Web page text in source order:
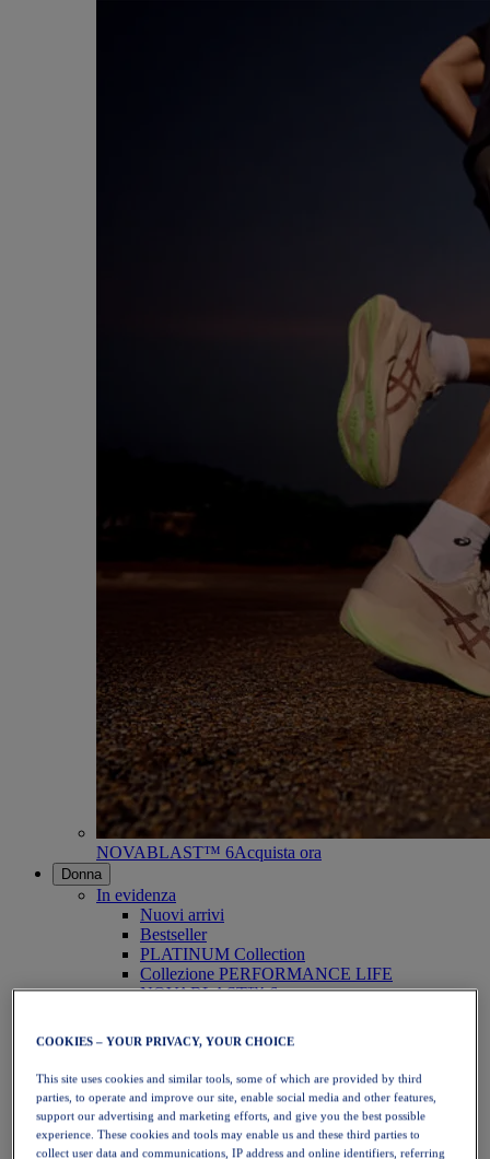
NOVABLAST™ 6Acquista ora
Donna
In evidenza
Nuovi arrivi
Bestseller
PLATINUM Collection
Collezione PERFORMANCE LIFE
NOVABLAST™ 6
Running
Trail running
Tennis
Pallavolo
Pallamano
Padel
Netball
COOKIES – YOUR PRIVACY, YOUR CHOICE
This site uses cookies and similar tools, some of which are provided by third
parties, to operate and improve our site, enable social media and other features,
support our advertising and marketing efforts, and give you the best possible
experience. These cookies and tools may enable us and these third parties to
collect user data and communications, IP address and online identifiers, referring